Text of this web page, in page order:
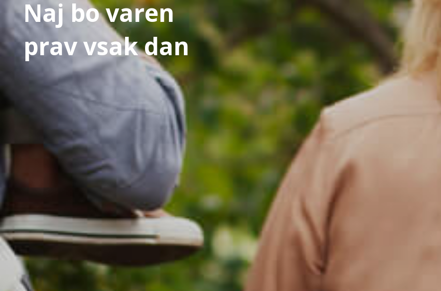
Naj bo varen
prav vsak dan